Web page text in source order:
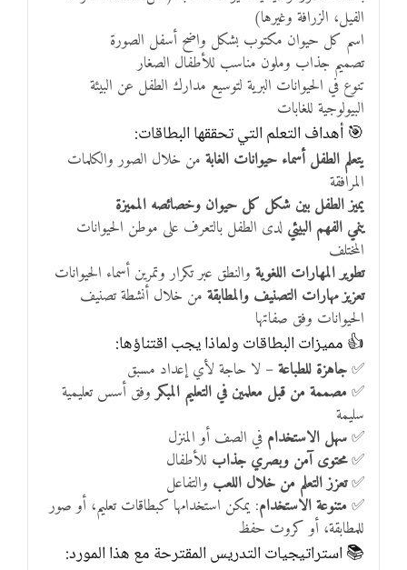
الفيل، الزرافة وغيرها)
اسم كل حيوان مكتوب بشكل واضح أسفل الصورة
تصميم جذاب وملون مناسب للأطفال الصغار
تنوع في الحيوانات البرية لتوسيع مدارك الطفل عن البيئة
البيولوجية للغابات
🎯 أهداف التعلم التي تحققها البطاقات:
يتعلم الطفل أسماء حيوانات الغابةمن خلال الصور والكلمات
المرافقة
يميز الطفل بين شكل كل حيوان وخصائصه المميزة
ينمي الفهم البيئي لدى الطفل بالتعرف على موطن الحيوانات
المختلف
تطوير المهارات اللغويةوالنطق عبر تكرار وتمرين أسماء الحيوانات
تعزيز مهارات التصنيف والمطابقةمن خلال أنشطة تصنيف
الحيوانات وفق صفاتها
👍 مميزات البطاقات ولماذا يجب اقتناؤها:
✅جاهزة للطباعة– لا حاجة لأي إعداد مسبق
✅ مصممة من قبل معلمين في التعليم المبكروفق أسس تعليمية
سليمة
✅سهل الاستخدام في الصف أو المنزل
✅محتوى آمن وبصري جذاب للأطفال
✅تعزز التعلم من خلال اللعب والتفاعل
✅ متنوعة الاستخدام: يمكن استخدامها كبطاقات تعليم، أو صور
للمطابقة، أو كروت حفظ
📚 استراتيجيات التدريس المقترحة مع هذا المورد: